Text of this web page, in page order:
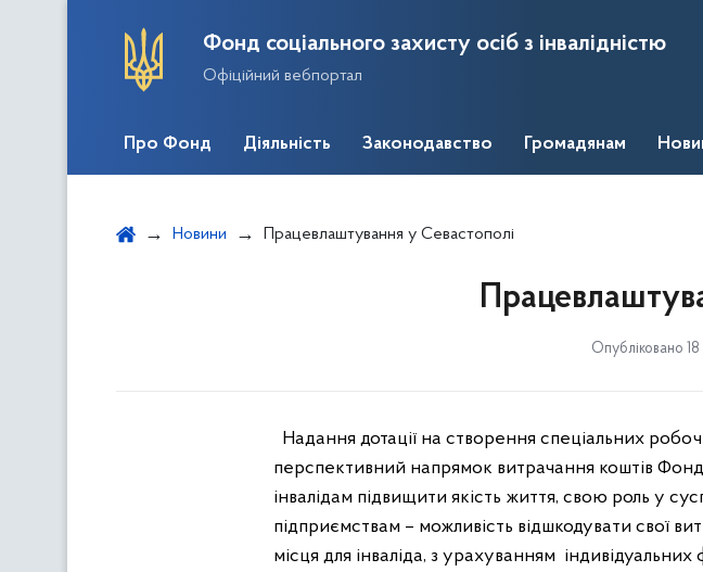
Фонд соціального захисту осіб з інвалідністю
Офіційний вебпортал
Про Фонд Діяльність Законодавство Громадянам
Новини Працевлаштування у Севастополі
Опубліковано
Надання дотації на створення спеціальних
перспективний напрямок витрачання коштів
інвалідам підвищити якість життя, свою роль у
підприємствам – можливість відшкодувати свої
місця для інваліда, з урахуванням